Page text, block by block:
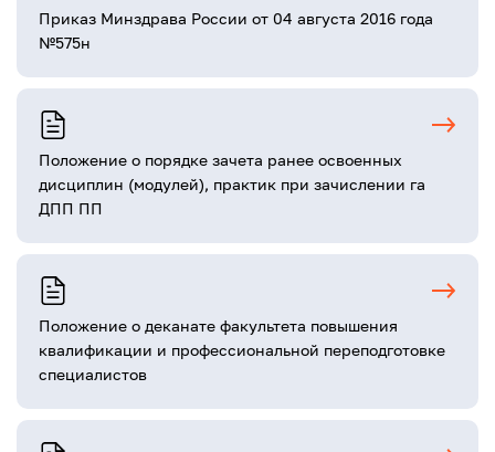
Приказ Минздрава России от 04 августа 2016 года
№575н
Положение о порядке зачета ранее освоенных
дисциплин (модулей), практик при зачислении га
ДПП ПП
Положение о деканате факультета повышения
квалификации и профессиональной переподготовке
специалистов